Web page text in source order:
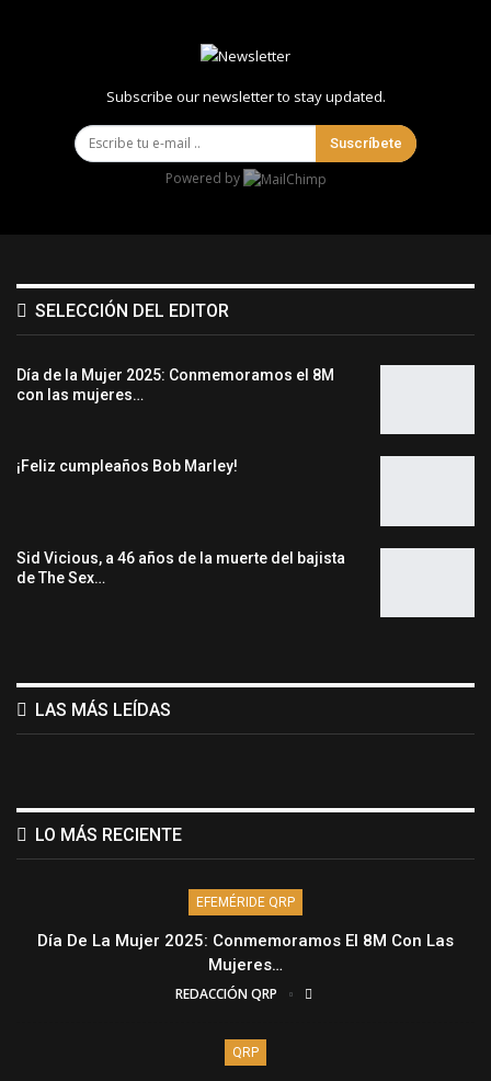
Subscribe our newsletter to stay updated.
Suscríbete
Powered by
SELECCIÓN DEL EDITOR
Día de la Mujer 2025: Conmemoramos el 8M
con las mujeres…
¡Feliz cumpleaños Bob Marley!
Sid Vicious, a 46 años de la muerte del bajista
de The Sex…
LAS MÁS LEÍDAS
LO MÁS RECIENTE
EFEMÉRIDE QRP
Día De La Mujer 2025: Conmemoramos El 8M Con Las
Mujeres…
REDACCIÓN QRP
QRP